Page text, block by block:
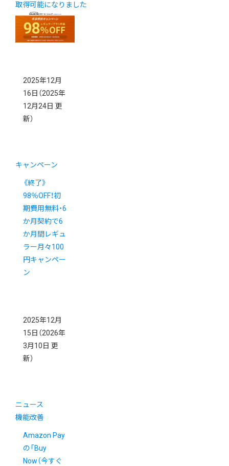
取得可能になりました
2025年12月
16日 （2025年
12月24日 更
新）
キャンペーン
《終了》
98％OFF！初
期費用無料・6
か月契約で6
か月間レギュ
ラー月々100
円キャンペー
ン
2025年12月
15日 （2026年
3月10日 更
新）
ニュース
機能改善
Amazon Pay
の「Buy
Now（今すぐ